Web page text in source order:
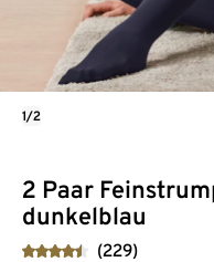
2 Paar
dunkelblau
(229)
1/2